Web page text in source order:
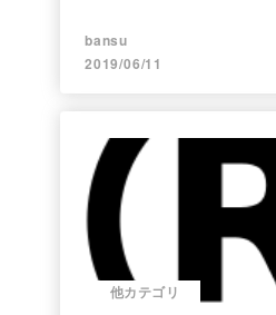
bansu
2019/06/11
他カテゴリ